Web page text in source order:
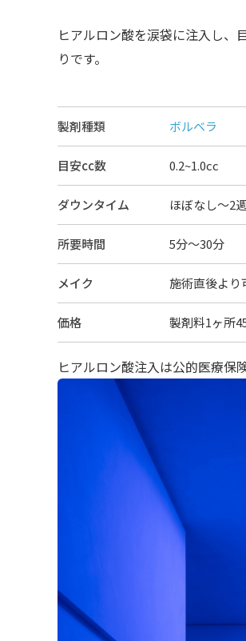
ヒアルロン酸を涙袋に注入し、
りです。
製剤種類 ボルベラ
目安cc数 0.2~1.0cc
ダウンタイム ほぼなし〜2
所要時間 5分～30分
メイク 施術直後より
価格 製剤料1ヶ所
ヒアルロン酸注入は公的医療保